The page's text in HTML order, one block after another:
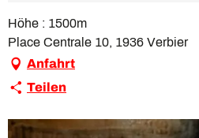
Höhe : 1500m
Place Centrale 10, 1936 Verbier
Anfahrt
Teilen